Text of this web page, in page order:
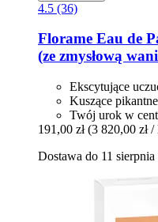
4.5 (36)
Florame Eau de
(ze zmysłową
Ekscytujące
Kuszące
Twój urok w
191,00 zł (3 820,00 zł /
Dostawa do 11 sierpnia